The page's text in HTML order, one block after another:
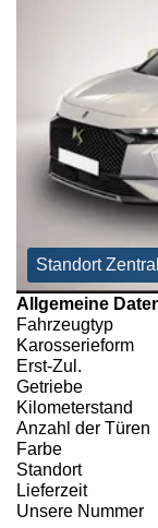
Standort
Allgemeine
Fahrzeugtyp
Karosserieform
Erst-Zul.
Getriebe
Kilometerstand
Anzahl der Türen
Farbe
Standort
Lieferzeit
Unsere Nummer